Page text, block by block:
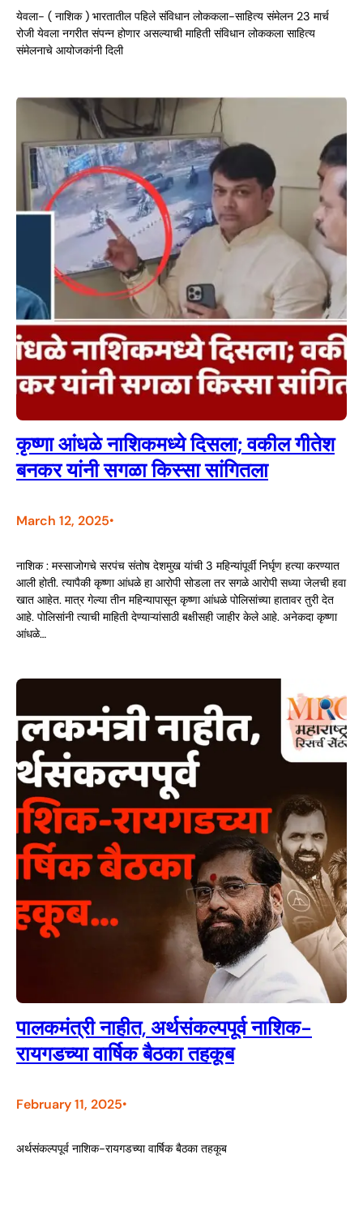
येवला- ( नाशिक ) भारतातील पहिले संविधान लोककला-साहित्य संमेलन 23 मार्च
रोजी येवला नगरीत संपन्न होणार असल्याची माहिती संविधान लोककला साहित्य
संमेलनाचे आयोजकांनी दिली
कृष्णा आंधळे नाशिकमध्ये दिसला; वकील गीतेश
बनकर यांनी सगळा किस्सा सांगितला
March 12, 2025•
नाशिक : मस्साजोगचे सरपंच संतोष देशमुख यांची 3 महिन्यांपूर्वी निर्घृण हत्या करण्यात
आली होती. त्यापैकी कृष्णा आंधळे हा आरोपी सोडला तर सगळे आरोपी सध्या जेलची हवा
खात आहेत. मात्र गेल्या तीन महिन्यापासून कृष्णा आंधळे पोलिसांच्या हातावर तुरी देत
आहे. पोलिसांनी त्याची माहिती देण्याऱ्यांसाठी बक्षीसही जाहीर केले आहे. अनेकदा कृष्णा
आंधळे…
पालकमंत्री नाहीत, अर्थसंकल्पपूर्व नाशिक-
रायगडच्या वार्षिक बैठका तहकूब
February 11, 2025•
अर्थसंकल्पपूर्व नाशिक-रायगडच्या वार्षिक बैठका तहकूब